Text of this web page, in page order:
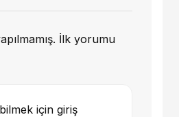
İlk yorumu
için giriş